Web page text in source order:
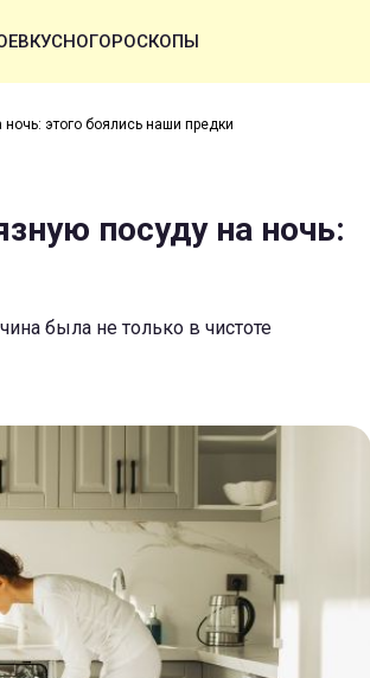
ВКУСНОГОРОСКОПЫ
этого боялись наши предки
посуду на ночь:
была не только в чистоте